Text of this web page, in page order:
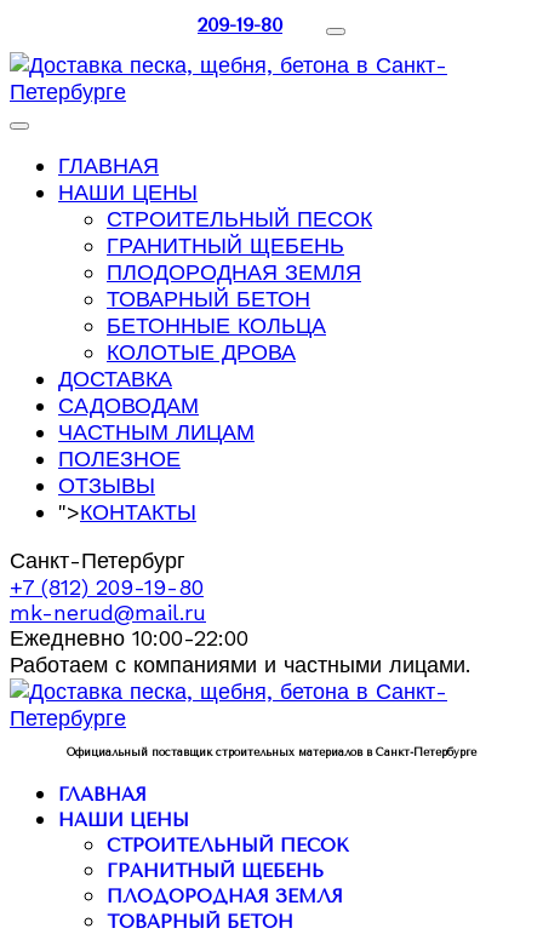
209-19-80
ГЛАВНАЯ
НАШИ ЦЕНЫ
СТРОИТЕЛЬНЫЙ ПЕСОК
ГРАНИТНЫЙ ЩЕБЕНЬ
ПЛОДОРОДНАЯ ЗЕМЛЯ
ТОВАРНЫЙ БЕТОН
БЕТОННЫЕ КОЛЬЦА
КОЛОТЫЕ ДРОВА
ДОСТАВКА
САДОВОДАМ
ЧАСТНЫМ ЛИЦАМ
ПОЛЕЗНОЕ
ОТЗЫВЫ
">КОНТАКТЫ
Санкт-Петербург
+7 (812) 209-19-80
mk-nerud@mail.ru
Ежедневно 10:00-22:00
Работаем с компаниями и частными лицами.
Официальный поставщик строительных материалов в Санкт-Петербурге
ГЛАВНАЯ
НАШИ ЦЕНЫ
СТРОИТЕЛЬНЫЙ ПЕСОК
ГРАНИТНЫЙ ЩЕБЕНЬ
ПЛОДОРОДНАЯ ЗЕМЛЯ
ТОВАРНЫЙ БЕТОН